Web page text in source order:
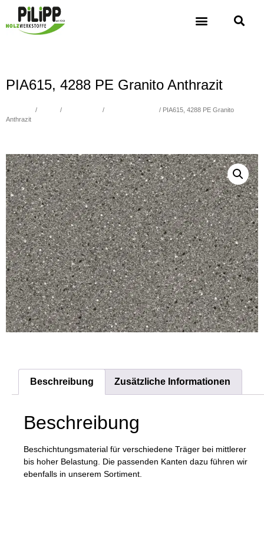
PIA615, 4288 PE Granito Anthrazit
/ / /
/ PIA615, 4288 PE Granito
Anthrazit
Beschreibung Zusätzliche Informationen
Beschreibung
Beschichtungsmaterial für verschiedene Träger bei mittlerer
bis hoher Belastung. Die passenden Kanten dazu führen wir
ebenfalls in unserem Sortiment.